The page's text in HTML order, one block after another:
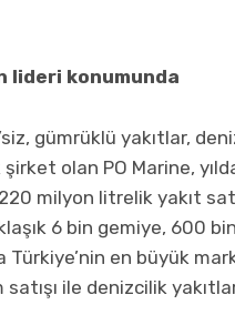
lideri konumunda
gümrüklü yakıtlar,
olan PO Marine,
milyon litrelik yakıt
6 bin gemiye, 600
en büyük
ile denizcilik